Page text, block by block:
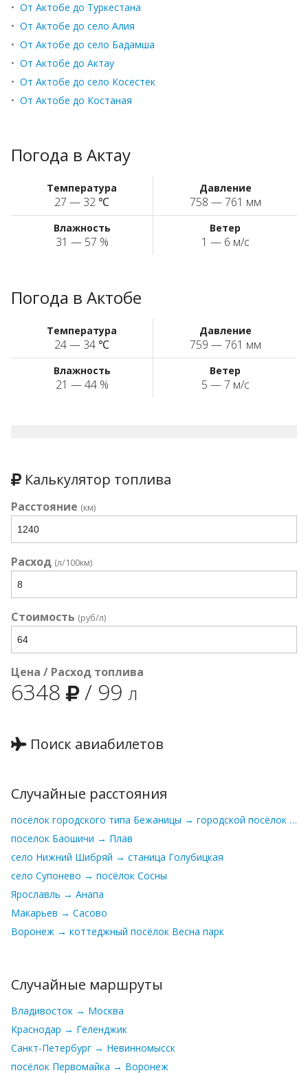
• От Актобе до Туркестана
• От Актобе до село Алия
• От Актобе до село Бадамша
• От Актобе до Актау
• От Актобе до село Косестек
• От Актобе до Костаная
Погода в Актау
Температура
27 — 32 ℃
Давление
758 — 761 мм
Влажность
31 — 57 %
Ветер
1 — 6 м/с
Погода в Актобе
Температура
24 — 34 ℃
Давление
759 — 761 мм
Влажность
21 — 44 %
Ветер
5 — 7 м/с
Калькулятор топлива
Расстояние (км)
Расход (л/100км)
Стоимость (руб/л)
Цена / Расход топлива
6348 / 99 л
Поиск авиабилетов
Случайные расстояния
посёлок городского типа Бежаницы → городской посёлок Езерище
поселок Баошичи → Плав
село Нижний Шибряй → станица Голубицкая
село Супонево → посёлок Сосны
Ярославль → Анапа
Макарьев → Сасово
Воронеж → коттеджный посёлок Весна парк
Случайные маршруты
Владивосток → Москва
Краснодар → Геленджик
Санкт-Петербург → Невинномысск
посёлок Первомайка → Воронеж